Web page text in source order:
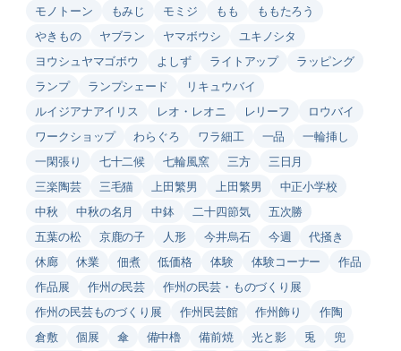
モノトーン
もみじ モミジ もも
ももたろう
やきもの
ヤブラン ヤマボウシ
ユキノシタ
ヨウシュヤマゴボウ
よしず ライトアップ
ラッピング
ランプ
ランプシェード
リキュウバイ
ルイジアナアイリス
レオ・レオニ レリーフ
ロウバイ
ワークショップ
わらぐろ ワラ細工 一品
一輪挿し
一閑張り
七十二候 七輪風窯 三方
三日月
三楽陶芸
三毛猫 上田繁男 上田繁男
中正小学校
中秋
中秋の名月 中鉢 二十四節気
五次勝
五葉の松
京鹿の子 人形 今井烏石 今週
代掻き
休廊
休業 佃煮 低価格 体験 体験コーナー
作品
作品展
作州の民芸
作州の民芸・ものづくり展
作州の民芸ものづくり展
作州民芸館 作州飾り
作陶
倉敷
個展 傘 備中櫓 備前焼 光と影 兎
兜